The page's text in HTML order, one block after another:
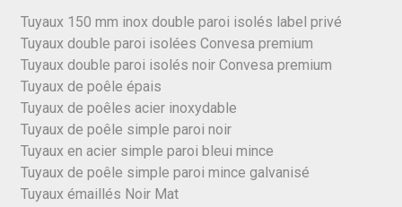
Tuyaux 150 mm inox double paroi isolés label privé
Tuyaux double paroi isolées Convesa premium
Tuyaux double paroi isolés noir Convesa premium
Tuyaux de poêle épais
Tuyaux de poêles acier inoxydable
Tuyaux de poêle simple paroi noir
Tuyaux en acier simple paroi bleui mince
Tuyaux de poêle simple paroi mince galvanisé
Tuyaux émaillés Noir Mat